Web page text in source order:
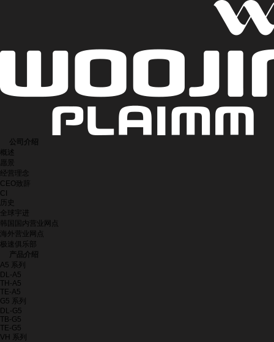
公司介绍
概述
愿景
经营理念
CEO致辞
CI
历史
全球宇进
韩国国内营业网点
海外营业网点
极速俱乐部
产品介绍
A5 系列
DL-A5
TH-A5
TE-A5
G5 系列
DL-G5
TB-G5
TE-G5
VH 系列